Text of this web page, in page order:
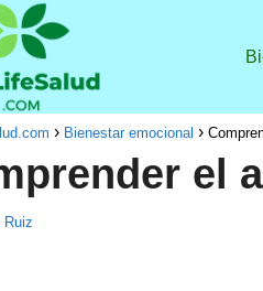
Bienestar emocional
el
Ruiz